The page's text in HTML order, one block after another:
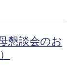
懇談会のお